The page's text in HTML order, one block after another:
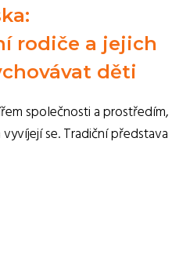
rodiče a jejich
děti
společnosti a prostředím,
se. Tradiční představa